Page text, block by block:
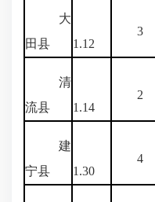
大
田县
1.12
3
清
流县
1.14
2
建
宁县
1.30
4